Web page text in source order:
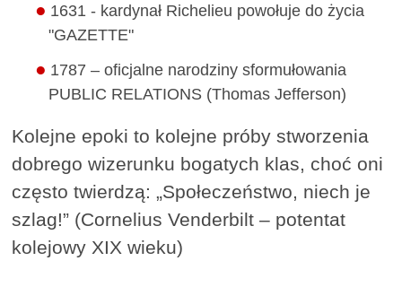
1631 - kardynał Richelieu powołuje do życia
"GAZETTE"
1787 – oficjalne narodziny sformułowania
PUBLIC RELATIONS (Thomas Jefferson)
Kolejne epoki to kolejne próby stworzenia
dobrego wizerunku bogatych klas, choć oni
często twierdzą: „Społeczeństwo, niech je
szlag!” (Cornelius Venderbilt – potentat
kolejowy XIX wieku)